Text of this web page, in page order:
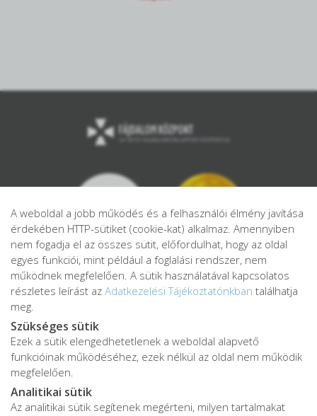
Adatkezelési tájékoztató
Adatvédelmi tájékoztató
Impresszum
A weboldal a jobb működés és a felhasználói élmény javítása
érdekében HTTP-sütiket (cookie-kat) alkalmaz. Amennyiben
nem fogadja el az összes sütit, előfordulhat, hogy az oldal
egyes funkciói, mint például a foglalási rendszer, nem
működnek megfelelően. A sütik használatával kapcsolatos
részletes leírást az Adatkezelési Tájékoztatónkban találhatja
meg.
Szükséges sütik
Ezek a sütik elengedhetetlenek a weboldal alapvető
funkcióinak működéséhez, ezek nélkül az oldal nem működik
megfelelően.
Analitikai sütik
Az analitikai sütik segítenek megérteni, milyen tartalmakat